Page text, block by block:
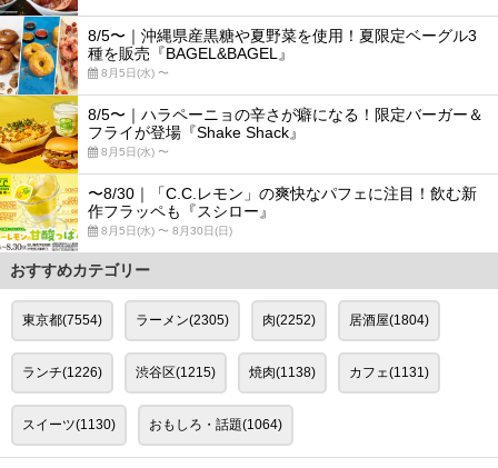
8/5〜｜沖縄県産黒糖や夏野菜を使用！夏限定ベーグル3
種を販売『BAGEL&BAGEL』
8月5日(水) 〜
8/5〜｜ハラペーニョの辛さが癖になる！限定バーガー＆
フライが登場『Shake Shack』
8月5日(水) 〜
〜8/30｜「C.C.レモン」の爽快なパフェに注目！飲む新
作フラッペも『スシロー』
8月5日(水) 〜 8月30日(日)
おすすめカテゴリー
東京都(7554) ラーメン(2305) 肉(2252) 居酒屋(1804)
ランチ(1226) 渋谷区(1215) 焼肉(1138) カフェ(1131)
スイーツ(1130) おもしろ・話題(1064)